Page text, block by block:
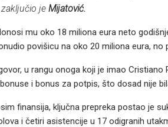
je Mijatović.
mu oko 18 miliona eura neto
povišicu na oko 20 miliona eura, no
u rangu onoga koji je imao Cristiano
i bonus za potpis, što dosad nije
finansija, ključna prepreka postao je
i četiri asistencije u 17 odigranih